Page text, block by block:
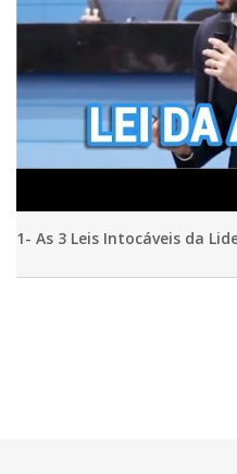
1- As 3 Leis Intocáveis da